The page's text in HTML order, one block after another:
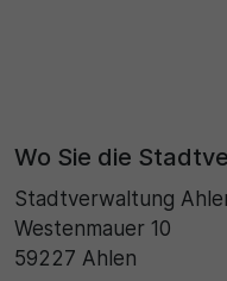
Wo Sie die
Stadtverwaltung
Westenmauer 10
59227 Ahlen